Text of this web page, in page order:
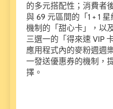
的多元搭配性；消費者
與 69 元區間的「1 + 1
機制的「甜心卡」，以
三選一的「得來速 VIP
應用程式內的麥粉週週
一發送優惠券的機制，
擇。